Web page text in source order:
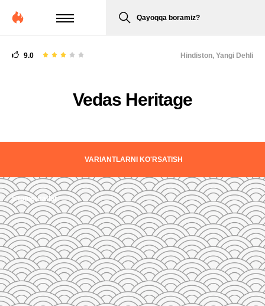
Qayoqqa boramiz?
9.0
Vedas Heritage
Hindiston, Yangi Dehli
VARIANTLARNI KO'RSATISH
5 fotosuratlar